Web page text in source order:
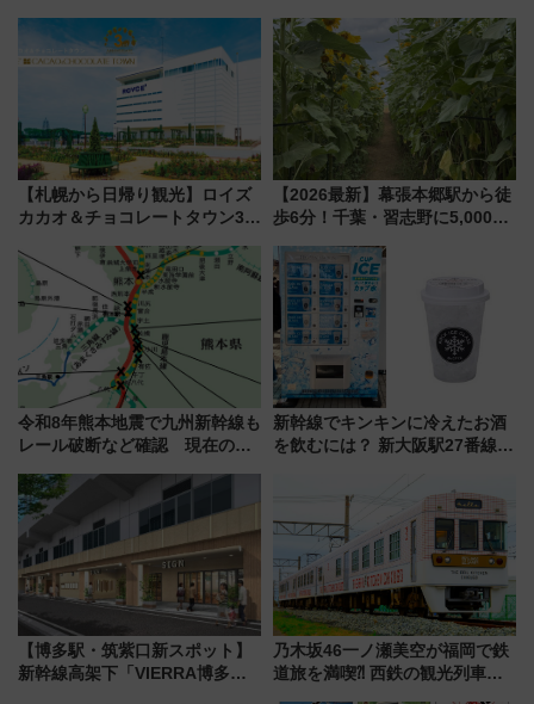
【札幌から日帰り観光】ロイズ
カカオ＆チョコレートタウン3周
詰め放題を開催、ロイズタウン
駅からのアクセスも
【2026最新】幕張本郷駅から徒
歩6分！千葉・習志野に5,000本
14日までの期間限定公開
令和8年熊本地震で九州新幹線も
レール破断など確認 現在の運
響
新幹線でキンキンに冷えたお酒
を飲むには？ 新大阪駅27番線ホ
レス「カップ氷」専用自販機が
【博多駅・筑紫口新スポット】
新幹線高架下「VIERRA博多テ
乃木坂46一ノ瀬美空が福岡で鉄
道旅を満喫⁈ 西鉄の観光列車